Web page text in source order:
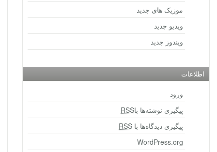
موزیک های جدید
ویدیو جدید
ویندوز جدید
اطلاعات
ورود
پیگیری نوشته‌ها باRSS
پیگیری دیدگاه‌ها با RSS
WordPress.org